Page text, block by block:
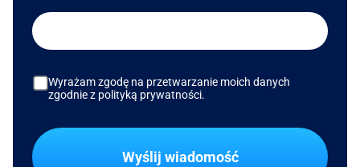
Wyrażam zgodę na przetwarzanie moich danych
zgodnie z polityką prywatności.
Wyślij wiadomość